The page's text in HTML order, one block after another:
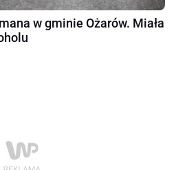
w gminie Ożarów. Miała